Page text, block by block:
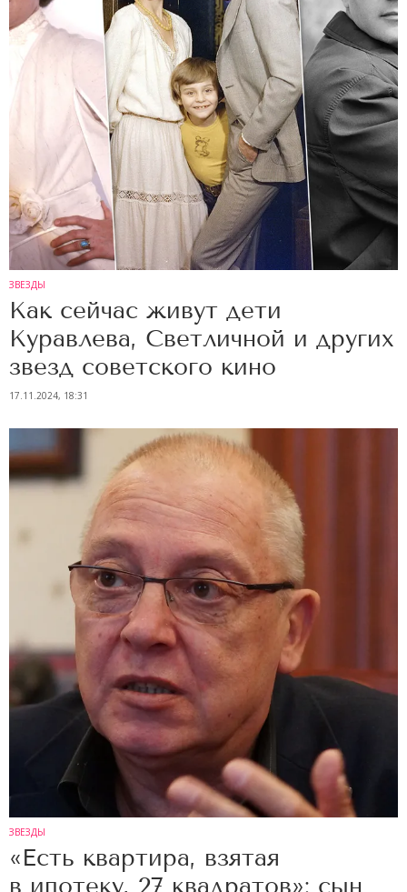
ЗВЕЗДЫ
Как сейчас живут дети
Куравлева, Светличной и других
звезд советского кино
17.11.2024, 18:31
ЗВЕЗДЫ
«Есть квартира, взятая
в ипотеку, 27 квадратов»: сын